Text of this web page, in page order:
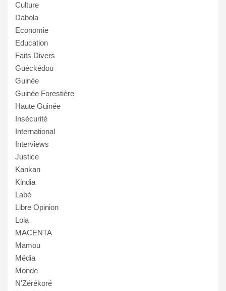
Culture
Dabola
Economie
Education
Faits Divers
Guéckédou
Guinée
Guinée Forestière
Haute Guinée
Insécurité
International
Interviews
Justice
Kankan
Kindia
Labé
Libre Opinion
Lola
MACENTA
Mamou
Média
Monde
N'Zérékoré